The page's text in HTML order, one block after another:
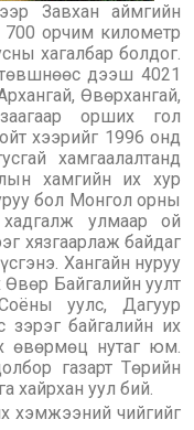
Завхан аймгийн
700 орчим километр
хагалбар болдог.
дээш 4021
Өвөрхангай,
орших гол
хээрийг 1996 онд
хамгаалалтанд
хамгийн их хур
бол Монгол орны
хадгалж улмаар ой
хязгаарлаж байдаг
Хангайн нуруу
Өвөр Байгалийн уулт
уулс, Дагуур
байгалийн их
өвөрмөц нутаг юм.
газарт Төрийн
хайрхан уул бий.
хэмжээний чийгийг